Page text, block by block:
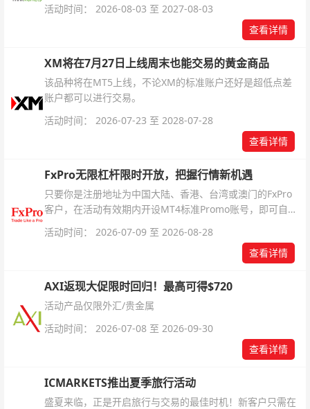
杆配置、支持软件及交易细则。
活动时间： 2026-08-03 至 2027-08-03
查看详情
XM将在7月27日上线周末也能交易的黄金商品
该品种将在MT5上线，不论XM的标准账户还好是超低点差
账户都可以进行交易。
活动时间： 2026-07-23 至 2028-07-28
查看详情
FxPro无限杠杆限时开放，把握行情新机遇
只要你是注册地址为中国大陆、香港、台湾或澳门的FxPro
客户，在活动有效期内开设MT4标准Promo账号，即可自动
活动时间： 2026-07-09 至 2026-08-28
查看详情
AXI返现大促限时回归！最高可得$720
活动产品仅限外汇/贵金属
活动时间： 2026-07-08 至 2026-09-30
查看详情
ICMARKETS推出夏季旅行活动
盛夏来临，正是开启旅行与交易的最佳时机！新客户只需在